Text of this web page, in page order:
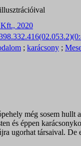
Kft., 2020
; karácsony ;
még sosem hullt
és éppen
ugorhat társaival.